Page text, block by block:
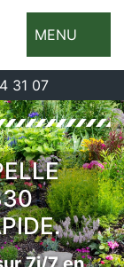
MENU
31 07